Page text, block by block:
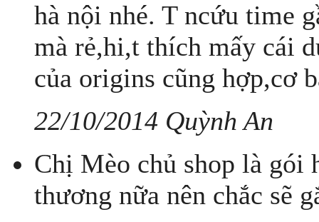
hà nội nhé. T ncứu time
mà rẻ,hi,t thích mấy cái
của origins cũng hợp,cơ
22/10/2014 Quỳnh An
Chị Mèo chủ shop là gói
thương nữa nên chắc sẽ